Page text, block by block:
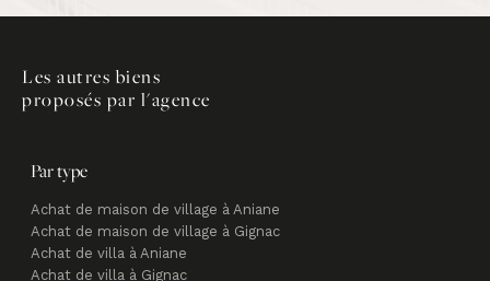
proposés par l'agence
Achat de maison de village à Aniane
Achat de maison de village à Gignac
Achat de villa à Aniane
Achat de villa à Gignac
Achat de maison à Aniane